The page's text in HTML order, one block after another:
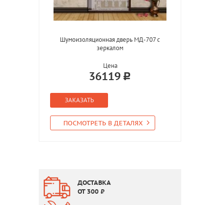
Шумоизоляционная дверь МД-707 с
зеркалом
Цена
36119
ЗАКАЗАТЬ
ПОСМОТРЕТЬ В ДЕТАЛЯХ
ДОСТАВКА
ОТ 300 ₽